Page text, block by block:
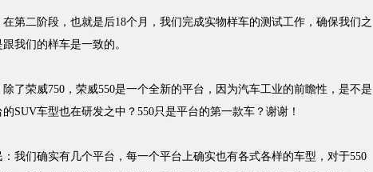
二阶段，也就是后18个月，我们完成实物样车的测试工作，确保我们之
我们的样车是一致的。
荣威750，荣威550是一个全新的平台，因为汽车工业的前瞻性，是不是
SUV车型也在研发之中？550只是平台的第一款车？谢谢！
们确实有几个平台，每一个平台上确实也有各式各样的车型，对于550